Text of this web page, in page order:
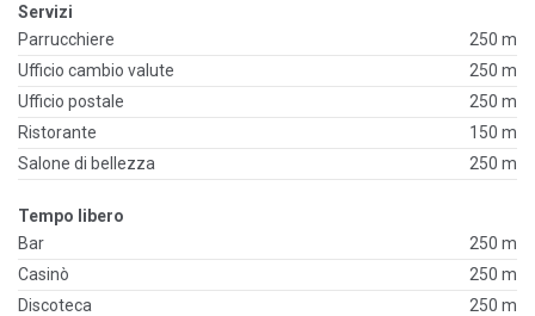
Servizi
Parrucchiere
250 m
Ufficio cambio valute
250 m
Ufficio postale
250 m
Ristorante
150 m
Salone di bellezza
250 m
Tempo libero
Bar
250 m
Casinò
250 m
Discoteca
250 m